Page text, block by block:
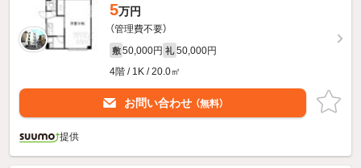
5万円
（管理費不要）
敷 50,000円 礼 50,000円
4階 / 1K / 20.0㎡
お問い合わせ （無料）
提供